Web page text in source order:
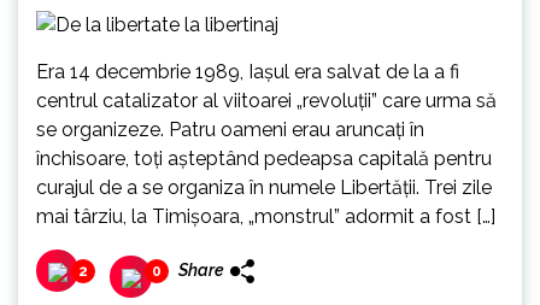
Era 14 decembrie 1989, Iașul era salvat de la a fi
centrul catalizator al viitoarei „revoluții” care urma să
se organizeze. Patru oameni erau aruncați în
închisoare, toți așteptând pedeapsa capitală pentru
curajul de a se organiza în numele Libertății. Trei zile
mai târziu, la Timișoara, „monstrul” adormit a fost […]
2 0 Share